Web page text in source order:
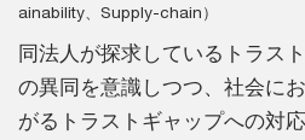
ainability、Supply-chain）
同法人が探求しているトラス
の異同を意識しつつ、社会に
がるトラストギャップへの対